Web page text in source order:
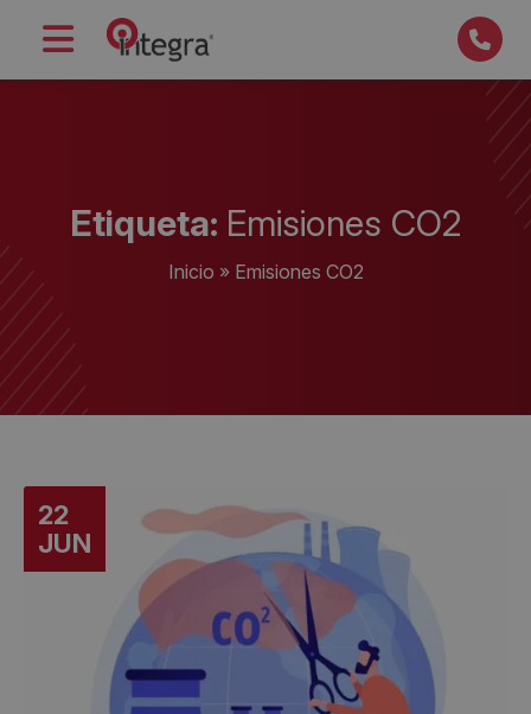
Etiqueta: Emisiones CO2
Inicio » Emisiones CO2
22
JUN